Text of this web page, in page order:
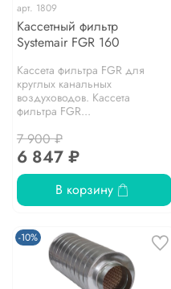
арт. 1809
Кассетный фильтр
Systemair FGR 160
Кассета фильтра FGR для
круглых канальных
воздуховодов. Кассета
фильтра FGR...
7 900 ₽
6 847 ₽
В корзину
-10%